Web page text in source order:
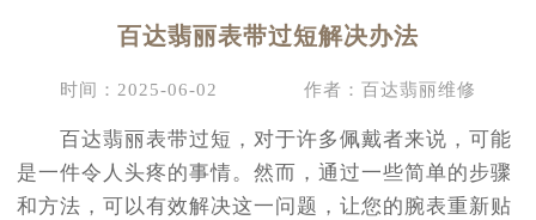
百达翡丽表带过短解决办法
时间：2025-06-02 作者：百达翡丽维修
百达翡丽表带过短，对于许多佩戴者来说，可能
是一件令人头疼的事情。然而，通过一些简单的步骤
和方法，可以有效解决这一问题，让您的腕表重新贴